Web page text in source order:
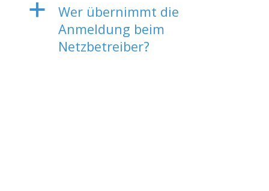
a
Wer übernimmt die
Anmeldung beim
Netzbetreiber?